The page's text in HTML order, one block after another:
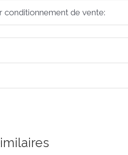
conditionnement de vente: